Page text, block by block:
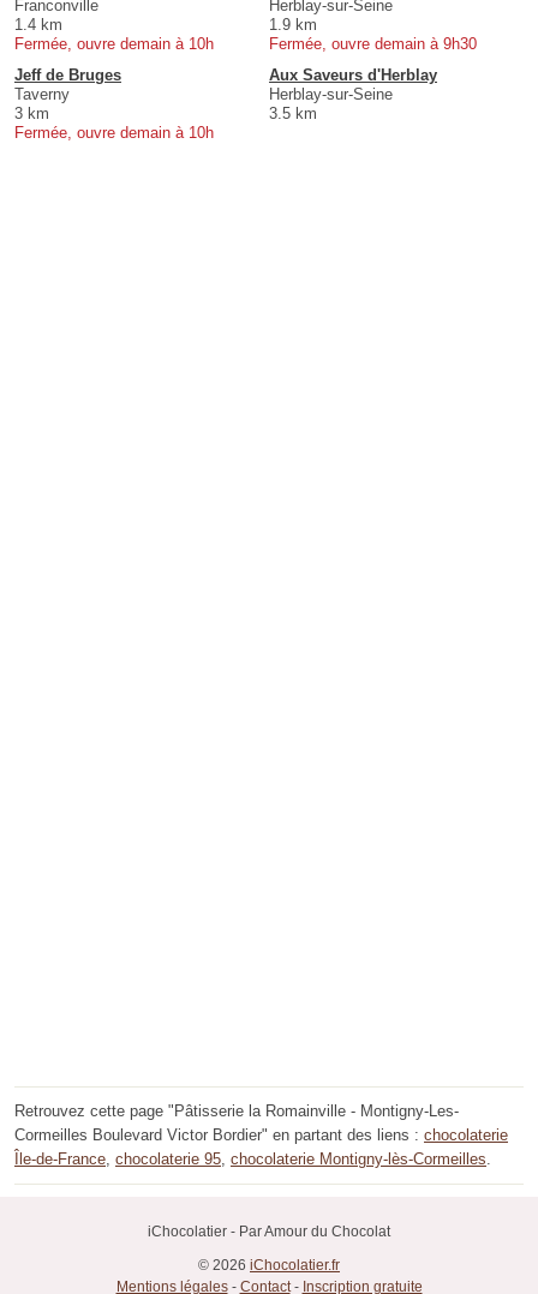
Franconville
1.4 km
Fermée, ouvre demain à 10h
Herblay-sur-Seine
1.9 km
Fermée, ouvre demain à 9h30
Jeff de Bruges
Taverny
3 km
Fermée, ouvre demain à 10h
Aux Saveurs d'Herblay
Herblay-sur-Seine
3.5 km
Retrouvez cette page "Pâtisserie la Romainville - Montigny-Les-
Cormeilles Boulevard Victor Bordier" en partant des liens : chocolaterie
Île-de-France, chocolaterie 95, chocolaterie Montigny-lès-Cormeilles.
iChocolatier - Par Amour du Chocolat
© 2026 iChocolatier.fr
Mentions légales- Contact- Inscription gratuite